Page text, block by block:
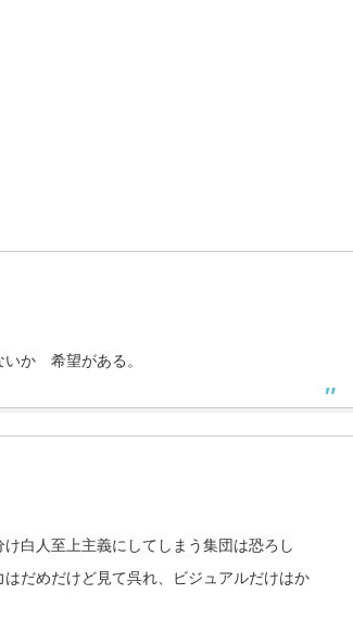
か 希望がある。
白人至上主義にしてしまう集団は恐ろし
だめだけど見て呉れ、ビジュアルだけはか